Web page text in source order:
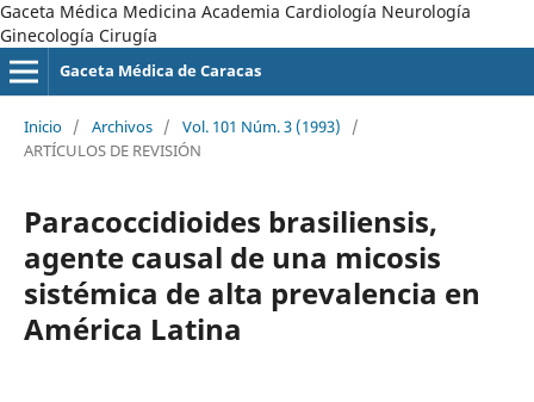
Gaceta Médica Medicina Academia Cardiología Neurología
Ginecología Cirugía
Gaceta Médica de Caracas
Inicio / Archivos / Vol. 101 Núm. 3 (1993)
/
ARTÍCULOS DE REVISIÓN
Paracoccidioides brasiliensis,
agente causal de una micosis
sistémica de alta prevalencia en
América Latina